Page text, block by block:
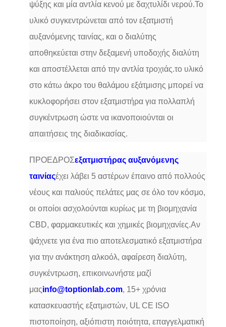
ψύξης και μία αντλία κενού με δαχτυλίδι νερού.Το
υλικό συγκεντρώνεται από τον εξατμιστή
αυξανόμενης ταινίας, και ο διαλύτης
αποθηκεύεται στην δεξαμενή υποδοχής διαλύτη
και αποστέλλεται από την αντλία τροχιάς.το υλικό
στο κάτω άκρο του θαλάμου εξάτμισης μπορεί να
κυκλοφορήσει στον εξατμιστήρα για πολλαπλή
συγκέντρωση ώστε να ικανοποιούνται οι
απαιτήσεις της διαδικασίας.
ΠΡΟΕΔΡΟΣεξατμιστήρας αυξανόμενης
ταινίαςέχει λάβει 5 αστέρων έπαινο από πολλούς
νέους και παλιούς πελάτες μας σε όλο τον κόσμο,
οι οποίοι ασχολούνται κυρίως με τη βιομηχανία
CBD, φαρμακευτικές και χημικές βιομηχανίες.Αν
ψάχνετε για ένα πιο αποτελεσματικό εξατμιστήρα
για την ανάκτηση αλκοόλ, αφαίρεση διαλύτη,
συγκέντρωση, επικοινωνήστε μαζί
μαςinfo@toptionlab.com, 15+ χρόνια
κατασκευαστής εξατμιστών, UL CE ISO
πιστοποίηση, αξιόπιστη ποιότητα, επαγγελματική